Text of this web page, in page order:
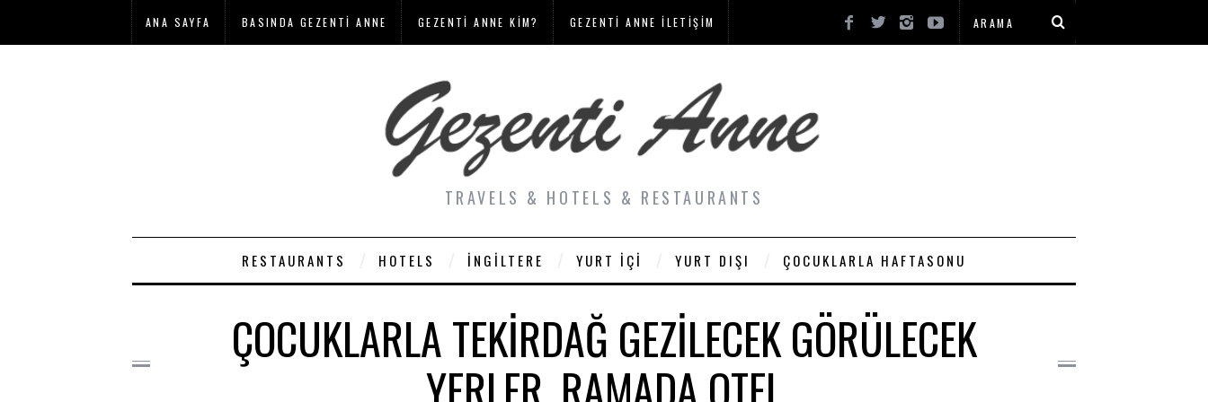
ANA SAYFA BASINDA GEZENTI ANNE GEZENTI ANNE KIM? GEZENTI ANNE İLETIŞIM
TRAVELS & HOTELS & RESTAURANTS
RESTAURANTS HOTELS İNGILTERE YURT İÇI YURT DIŞI ÇOCUKLARLA HAFTASONU
ÇOCUKLARLA TEKIRDAĞ GEZILECEK GÖRÜLECEK
YERLER, RAMADA OTEL